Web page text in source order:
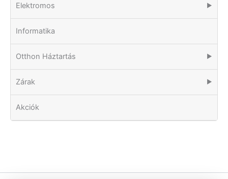
Elektromos ▶
Informatika
Otthon Háztartás ▶
Zárak ▶
Akciók